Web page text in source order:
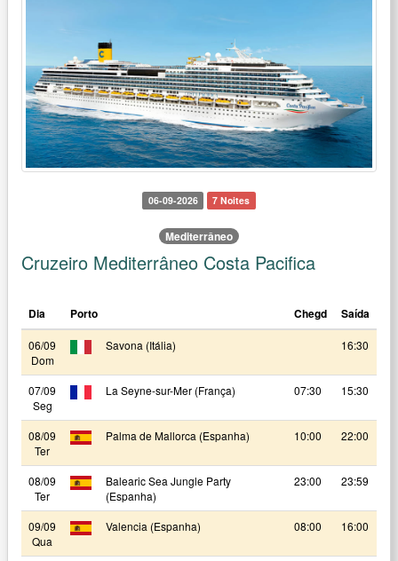
06-09-2026 7 Noites
Mediterrâneo
Cruzeiro Mediterrâneo Costa Pacifica
Dia Porto Chegd Saída
06/09
Dom
Savona (Itália) 16:30
07/09
Seg
La Seyne-sur-Mer (França) 07:30 15:30
08/09
Ter
Palma de Mallorca (Espanha) 10:00 22:00
08/09
Ter
Balearic Sea Jungle Party
(Espanha)
23:00 23:59
09/09
Qua
Valencia (Espanha) 08:00 16:00